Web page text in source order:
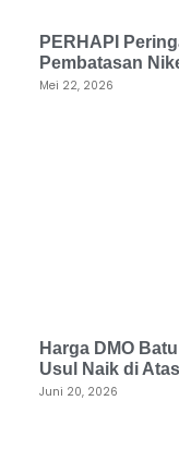
PERHAPI
Pembatasan
Mei 22, 2026
Harga DMO
Usul Naik di
Juni 20, 2026